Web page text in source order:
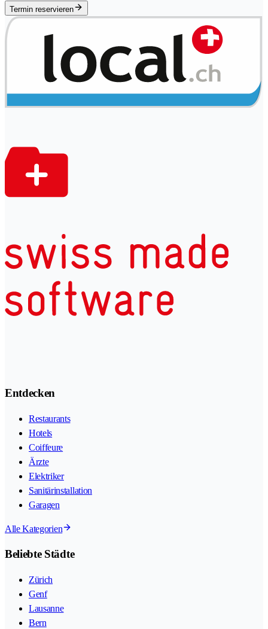
Termin reservieren
Entdecken
Restaurants
Hotels
Coiffeure
Ärzte
Elektriker
Sanitärinstallation
Garagen
Alle Kategorien
Beliebte Städte
Zürich
Genf
Lausanne
Bern